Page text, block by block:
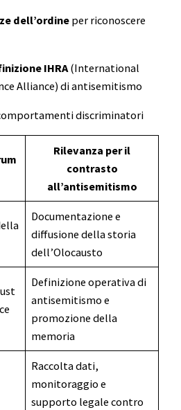
dell’ordine per riconoscere
IHRA(International
Alliance) di antisemitismo
discriminatori
Rilevanza per il
contrasto
all’antisemitismo
Documentazione e
diffusione della storia
dell’Olocausto
Definizione operativa di
antisemitismo e
promozione della
memoria
Raccolta dati,
monitoraggio e
supporto legale contro